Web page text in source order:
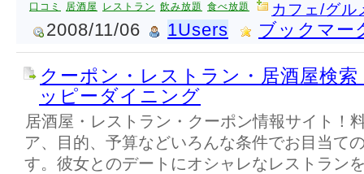
口コミ 居酒屋 レストラン 飲み放題 食べ放題 カフェ/グル
2008/11/06 1Users ブックマー
クーポン・レストラン・居酒屋検
ッピーダイニング
居酒屋・レストラン・クーポン情報サイト！
ア、目的、予算などいろんな条件でお目当て
す。彼女とのデートにオシャレなレストラン